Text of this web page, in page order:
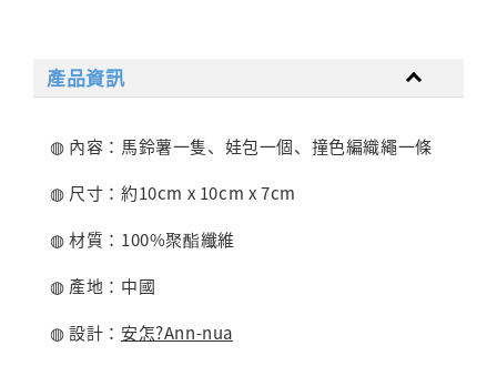
產品資訊
◍ 內容：馬鈴薯一隻、娃包一個、撞色編織繩一條
◍ 尺寸：約10cm x 10cm x7cm
◍ 材質：100%聚酯纖維
◍ 產地：中國
◍ 設計： 安怎?Ann-nua